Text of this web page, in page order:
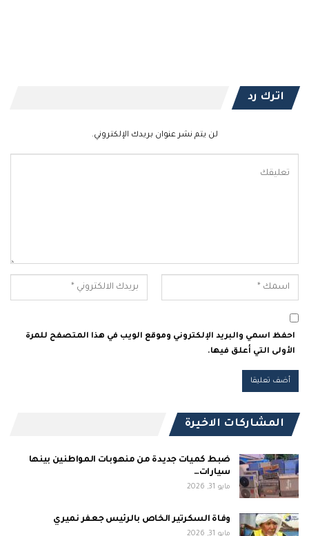
اترك رد
لن يتم نشر عنوان بريدك الإلكتروني.
احفظ اسمي والبريد الإلكتروني وموقع الويب في هذا المتصفح للمرة
الأولى التي أعلق فيها.
المشاركات الاخيرة
ضبط كميات جديدة من منهوبات المواطنين بينها
سيارات…
مايو 31, 2026
وفاة السكرتير الخاص بالرئيس جعفر نميري
مايو 31, 2026